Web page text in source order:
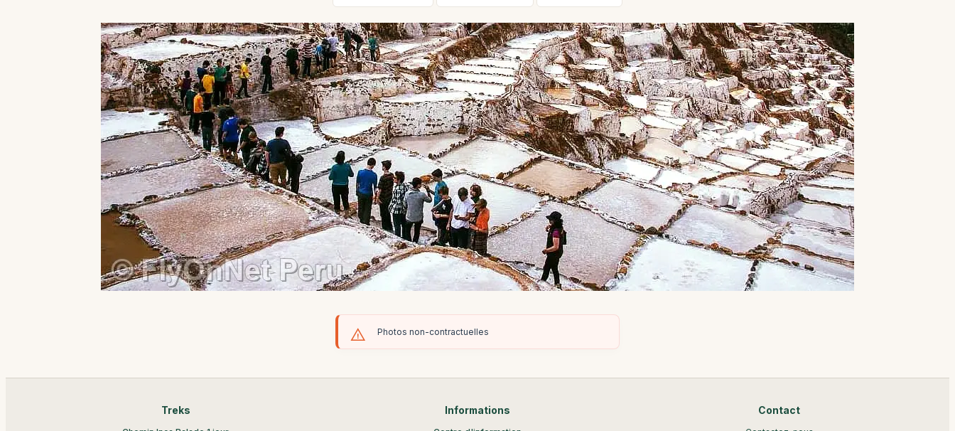
Photos non-contractuelles
Treks Informations Contact